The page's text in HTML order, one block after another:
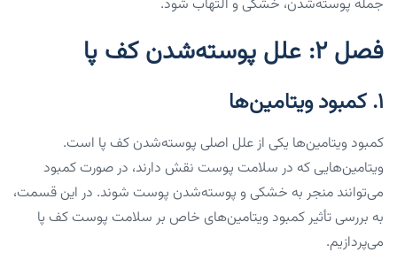
جمله پوسته‌شدن، خشکی و التهاب شود.
فصل ۲: علل پوسته‌شدن کف پا
۱. کمبود ویتامین‌ها
کمبود ویتامین‌ها یکی از علل اصلی پوسته‌شدن کف پا است.
ویتامین‌هایی که در سلامت پوست نقش دارند، در صورت کمبود
می‌توانند منجر به خشکی و پوسته‌شدن پوست شوند. در این قسمت،
به بررسی تأثیر کمبود ویتامین‌های خاص بر سلامت پوست کف پا
می‌پردازیم.